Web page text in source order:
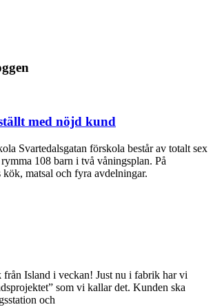
med nöjd kund
Svartedalsgatan förskola består av totalt sex
108 barn i två våningsplan. På
matsal och fyra avdelningar.
Island i veckan! Just nu i fabrik har vi
som vi kallar det. Kunden ska
och